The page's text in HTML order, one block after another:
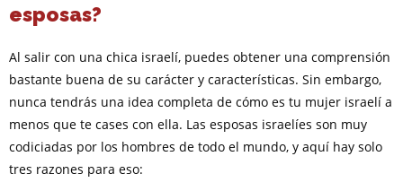
esposas?
Al salir con una chica israelí, puedes obtener una comprensión
bastante buena de su carácter y características. Sin embargo,
nunca tendrás una idea completa de cómo es tu mujer israelí a
menos que te cases con ella. Las esposas israelíes son muy
codiciadas por los hombres de todo el mundo, y aquí hay solo
tres razones para eso: